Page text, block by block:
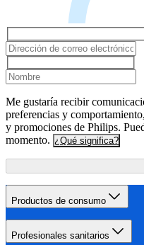
Me gustaría recibir
preferencias y
y promociones de Philips.
momento. ¿Qué significa?
Productos de consumo
Profesionales sanitarios